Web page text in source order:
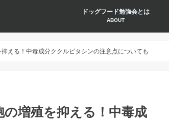
ドッグフード勉強会とは
ABOUT
える！中毒成分ククルビタシンの注意点についても
の増殖を抑える！中毒成